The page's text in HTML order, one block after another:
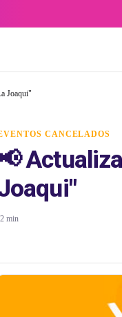
Joaqui"
CANCELADOS
2 min